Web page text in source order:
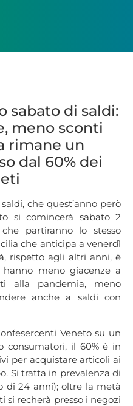
sabato di saldi:
meno sconti
rimane un
dal 60% dei
che quest’anno però
si comincerà sabato 2
partiranno lo stesso
che anticipa a venerdì
rispetto agli altri anni, è
meno giacenze a
alla pandemia, meno
anche a saldi con
Veneto su un
consumatori, il 60% è in
per acquistare articoli ai
Si tratta in prevalenza di
di 24 anni); oltre la metà
si recherà presso i negozi